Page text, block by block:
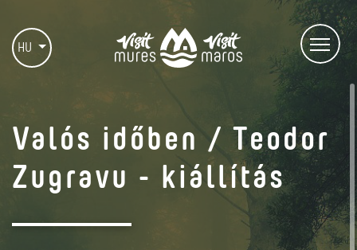
HU
Valós időben / Teodor
Zugravu - kiállítás